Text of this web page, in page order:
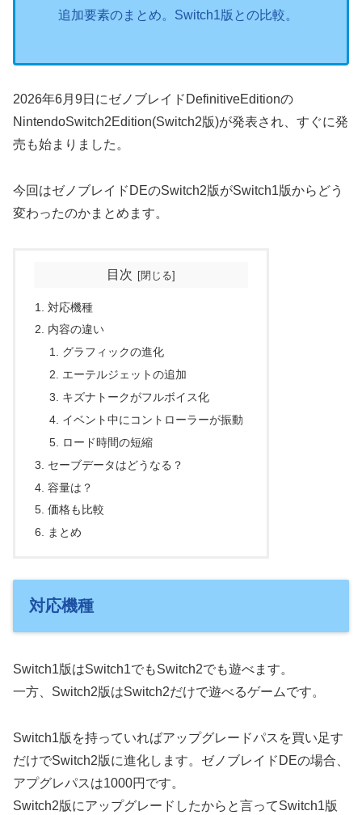
追加要素のまとめ。Switch1版との比較。
2026年6月9日にゼノブレイドDefinitiveEditionの
NintendoSwitch2Edition(Switch2版)が発表され、すぐに発
売も始まりました。
今回はゼノブレイドDEのSwitch2版がSwitch1版からどう
変わったのかまとめます。
目次
対応機種
内容の違い
グラフィックの進化
エーテルジェットの追加
キズナトークがフルボイス化
イベント中にコントローラーが振動
ロード時間の短縮
セーブデータはどうなる？
容量は？
価格も比較
まとめ
対応機種
Switch1版はSwitch1でもSwitch2でも遊べます。
一方、Switch2版はSwitch2だけで遊べるゲームです。
Switch1版を持っていればアップグレードパスを買い足す
だけでSwitch2版に進化します。ゼノブレイドDEの場合、
アプグレパスは1000円です。
Switch2版にアップグレードしたからと言ってSwitch1版